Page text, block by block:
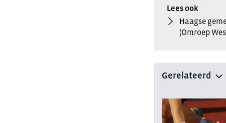
Haagse
(Omroep
Gerelateerd